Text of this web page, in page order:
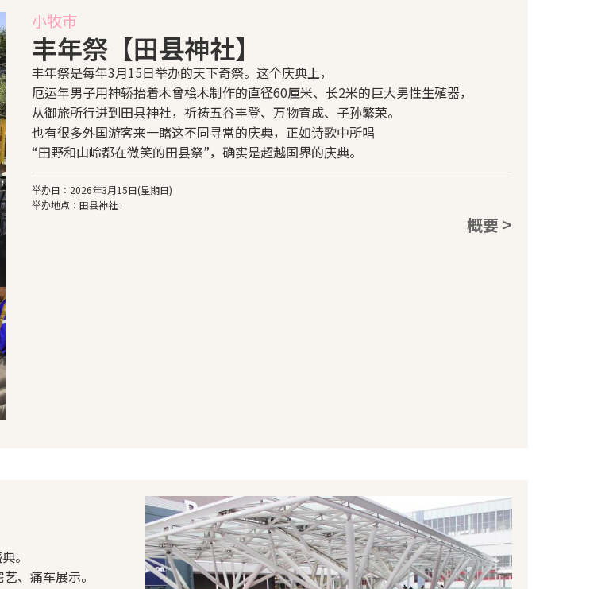
小牧市
丰年祭【田县神社】
丰年祭是每年3月15日举办的天下奇祭。这个庆典上，
厄运年男子用神轿抬着木曾桧木制作的直径60厘米、长2米的巨大男性生殖器，
从御旅所行进到田县神社，祈祷五谷丰登、万物育成、子孙繁荣。
也有很多外国游客来一睹这不同寻常的庆典，正如诗歌中所唱
“田野和山岭都在微笑的田县祭”，确实是超越国界的庆典。
举办日：2026年3月15日(星期日)
举办地点：田县神社 :
概要 >
。
、痛车展示。